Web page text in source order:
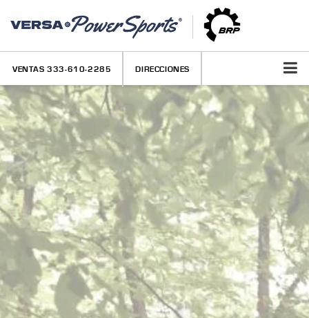
VENTAS 333-610-2285 DIRECCIONES